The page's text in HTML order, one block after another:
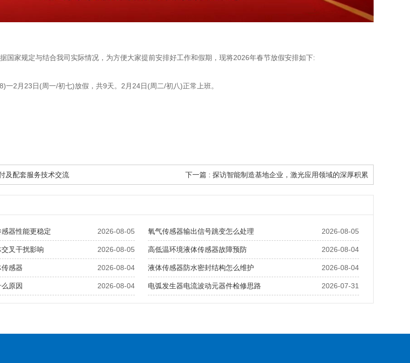
国家规定与结合我司实际情况，为方便大家提前安排好工作和假期，现将2026年春节放假安排如下:
一2月23日(周一/初七)放假，共9天。2月24日(周二/初八)正常上班。
及配套服务技术交流 下一篇 : 探访智能制造基地企业，激光应用领域的深厚积累
2026-08-05
器性能更稳定 2026-08-05
氧气传感器输出信号跳变怎么处理
2026-08-05
叉干扰影响 2026-08-04
高低温环境液体传感器故障预防
2026-08-04
感器 2026-08-04
液体传感器防水密封结构怎么维护
2026-08-04
原因 2026-07-31
电弧发生器电流波动元器件检修思路